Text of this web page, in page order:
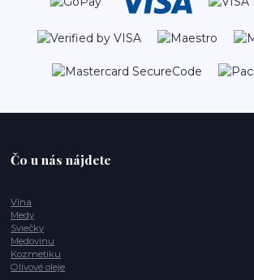
Čo u nás nájdete
Vína
Medy
Sviečky
Medovinu
Kozmetiku
Olivové oleje